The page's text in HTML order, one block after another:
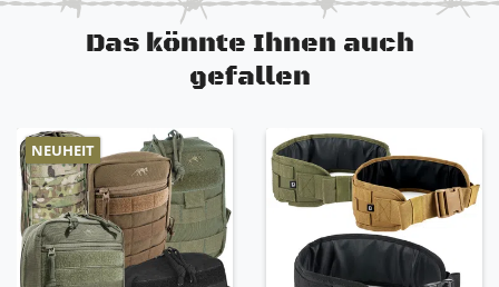
Das könnte Ihnen auch
gefallen
NEUHEIT